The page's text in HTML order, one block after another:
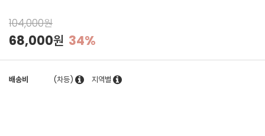
104,000원
68,000원 34%
배송비 (차등) 지역별